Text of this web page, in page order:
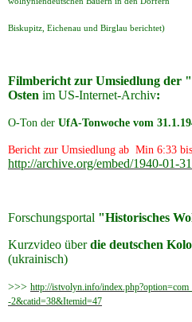
Biskupitz, Eichenau und Birglau berichtet)
Filmbericht zur Umsiedlung der
Osten im US-Internet-Archiv:
O-Ton der UfA-Tonwoche vom
Bericht zur Umsiedlung ab Min 6:33
http://archive.org/embed/1940-01-
Forschungsportal "Historisches
Kurzvideo überdie deutschen
(ukrainisch)
>>> http://istvolyn.info/
-2&catid=38&Itemid=47